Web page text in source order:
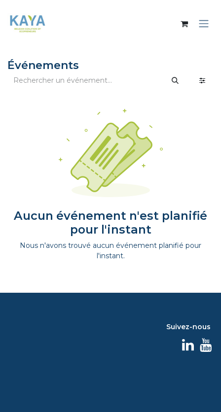
Événements
Aucun événement n'est planifié
pour l'instant
Nous n'avons trouvé aucun événement planifié pour
l'instant.
Suivez-nous